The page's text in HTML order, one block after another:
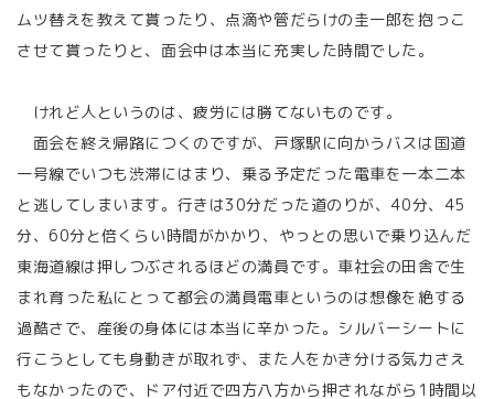
ムツ替えを教えて貰ったり、点滴や管だらけの圭一郎を抱っこ
させて貰ったりと、面会中は本当に充実した時間でした。
けれど人というのは、疲労には勝てないものです。
面会を終え帰路につくのですが、戸塚駅に向かうバスは国道
一号線でいつも渋滞にはまり、乗る予定だった電車を一本二本
と逃してしまいます。行きは30分だった道のりが、40分、45
分、60分と倍くらい時間がかかり、やっとの思いで乗り込んだ
東海道線は押しつぶされるほどの満員です。車社会の田舎で生
まれ育った私にとって都会の満員電車というのは想像を絶する
過酷さで、産後の身体には本当に辛かった。シルバーシートに
行こうとしても身動きが取れず、また人をかき分ける気力さえ
もなかったので、ドア付近で四方八方から押されながら1時間以